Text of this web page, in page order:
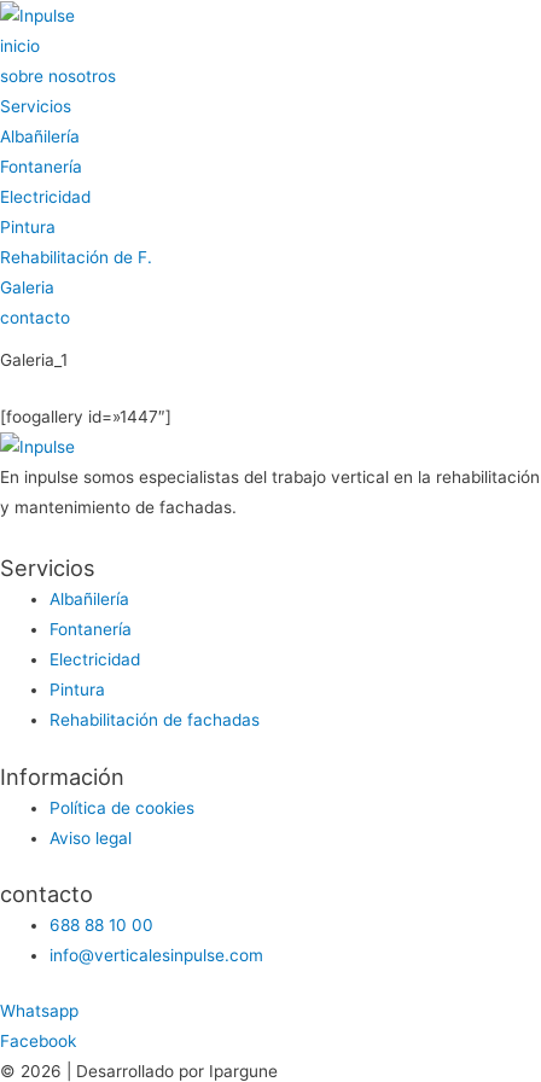
inicio
sobre nosotros
Servicios
Albañilería
Fontanería
Electricidad
Pintura
Rehabilitación de F.
Galeria
contacto
Galeria_1
[foogallery id=»1447″]
En inpulse somos especialistas del trabajo vertical en la rehabilitación
y mantenimiento de fachadas.
Servicios
Albañilería
Fontanería
Electricidad
Pintura
Rehabilitación de fachadas
Información
Política de cookies
Aviso legal
contacto
688 88 10 00
info@verticalesinpulse.com
Whatsapp
Facebook
© 2026 | Desarrollado por Ipargune